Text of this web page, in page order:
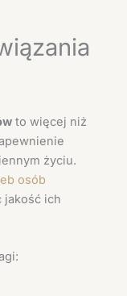
to więcej niż
życiu.
osób
jakość ich